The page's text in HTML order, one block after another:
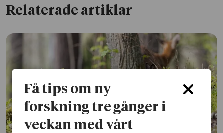
Relaterade artiklar
Få tips om ny
forskning tre gånger i
veckan med vårt